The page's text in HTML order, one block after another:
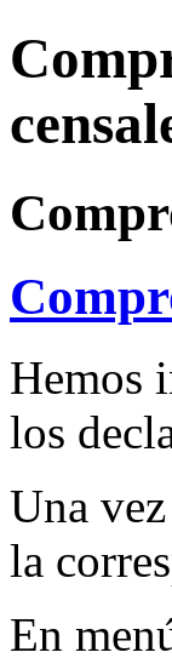
Hemos
los
Una
la
En